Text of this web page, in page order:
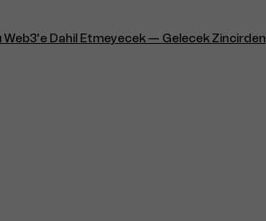
Web3'e Dahil Etmeyecek — Gelecek Zincirden